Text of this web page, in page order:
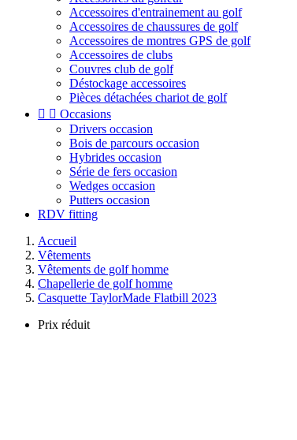
Accessoires d'entrainement au golf
Accessoires de chaussures de golf
Accessoires de montres GPS de golf
Accessoires de clubs
Couvres club de golf
Déstockage accessoires
Pièces détachées chariot de golf
  Occasions
Drivers occasion
Bois de parcours occasion
Hybrides occasion
Série de fers occasion
Wedges occasion
Putters occasion
RDV fitting
Accueil
Vêtements
Vêtements de golf homme
Chapellerie de golf homme
Casquette TaylorMade Flatbill 2023
Prix réduit